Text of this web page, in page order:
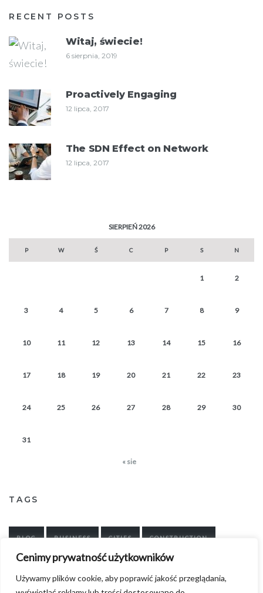
Cenimy prywatność użytkowników
Używamy plików cookie, aby poprawić jakość przeglądania,
RECENT POSTS
Witaj, świecie!
6 sierpnia, 2019
Proactively Engaging
12 lipca, 2017
The SDN Effect on Network
12 lipca, 2017
SIERPIEŃ 2026
P W Ś C P S N
1 2
3 4 5 6 7 8 9
10 11 12 13 14 15 16
17 18 19 20 21 22 23
24 25 26 27 28 29 30
31
« sie
TAGS
BLOG BUSINESS CITIES CONSTRUCTION
DESIGN INTERIORS NEWS OBJECTS
PROJECTS